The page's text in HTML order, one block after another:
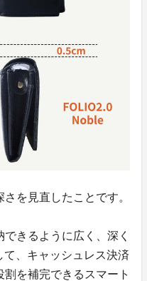
を見直したことです。
きるように広く、深く
、キャッシュレス決済
を補完できるスマート